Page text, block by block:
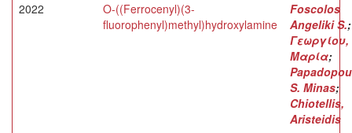
2022
O-((Ferrocenyl)(3-
fluorophenyl)methyl)hydroxylamine
Foscolos
Angeliki S.;
Γεωργίου,
Μαρία;
S. Minas;
Chiotellis,
Aristeidis